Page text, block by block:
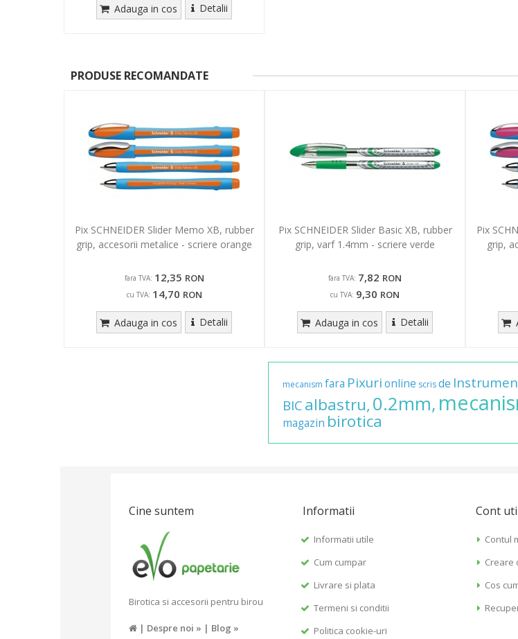
Adauga in cos Detalii
PRODUSE RECOMANDATE
Pix SCHNEIDER Slider Memo XB, rubber
grip, accesorii metalice - scriere orange
fara TVA: 12,35 RON
cu TVA: 14,70 RON
Adauga in cos Detalii
Pix SCHNEIDER Slider Basic XB, rubber
grip, varf 1.4mm - scriere verde
fara TVA: 7,82 RON
cu TVA: 9,30 RON
Adauga in cos Detalii
Pix
grip,
mecanism fara Pixurionline scrisde
BICalbastru,0.2mm,
magazin birotica
Cine suntem
Birotica si accesorii pentru birou
| Despre noi » | Blog »
Informatii
Informatii utile
Cum cumpar
Livrare si plata
Termeni si conditii
Politica cookie-uri
Cont
Contul
Creare
Cos